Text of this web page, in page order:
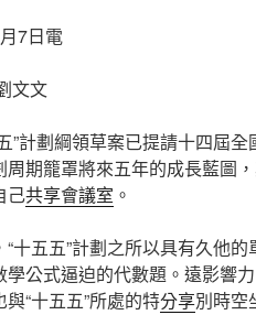
7日電
文文
”計劃綱領草案已提請十四屆
周期籠罩將來五年的成長藍圖
己共享會議室 。
十五五”計劃之所以具有久他
學公式逼迫的代數題。遠影響
與“十五五”所處的特分享別時空